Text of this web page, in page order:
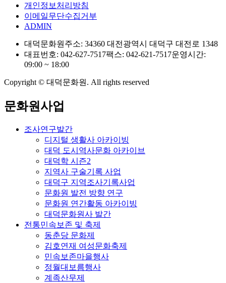
개인정보처리방침
이메일무단수집거부
ADMIN
대덕문화원 주소: 34360 대전광역시 대덕구 대전로 1348
대표번호: 042-627-7517팩스: 042-621-7517운영시간:
09:00 ~ 18:00
Copyright © 대덕문화원. All rights reserved
문화원사업
조사연구발간
디지털 생활사 아카이빙
대덕 도시역사문화 아카이브
대덕학 시즌2
지역사 구술기록 사업
대덕구 지역조사기록사업
문화원 발전 방향 연구
문화원 연간활동 아카이빙
대덕문화원사 발간
전통민속보존 및 축제
동춘당 문화제
김호연재 여성문화축제
민속보존마을행사
정월대보름행사
계족산무제